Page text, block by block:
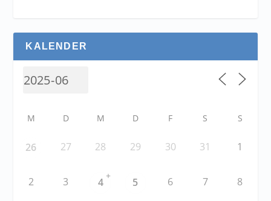
KALENDER
M D M D F S S
26 27 28 29 30 31 1
2 3 4
+
5 6 7 8